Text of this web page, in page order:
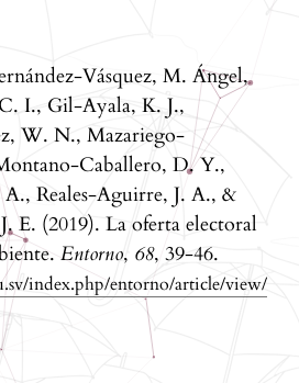
Vásquez, M. Ángel,
I., Gil-Ayala, K. J.,
W. N., Mazariego-
Caballero, D. Y.,
Reales-Aguirre, J. A., &
E. (2019). La oferta electoral
Entorno, 68, 39-46.
index.php/entorno/article/view/